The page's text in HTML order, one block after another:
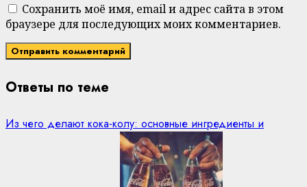
Сохранить моё имя, email и адрес сайта в этом
браузере для последующих моих комментариев.
Ответы по теме
Из чего делают кока-колу: основные ингредиенты и